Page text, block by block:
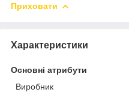
Приховати
Характеристики
Основні атрибути
Виробник